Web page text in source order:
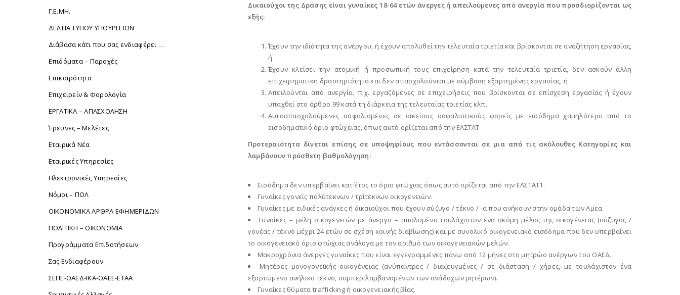
Δικαιούχοι της Δράσης είναι γυναίκες 18-64 ετών άνεργες ή απειλούμενες από ανεργία που προσδιορίζονται ως
εξής:
Έχουν την ιδιότητα της ανέργου, ή έχουν απολυθεί την τελευταία τριετία και βρίσκονται σε αναζήτηση εργασίας,
ή
Έχουν κλείσει την ατομική ή προσωπική τους επιχείρηση κατά την τελευταία τριετία, δεν ασκούν άλλη
επιχειρηματική δραστηριότητα και δεν απασχολούνται με σύμβαση εξαρτημένης εργασίας, ή
Απειλούνται από ανεργία, π.χ. εργαζόμενες σε επιχειρήσεις που βρίσκονται σε επίσχεση εργασίας ή έχουν
υπαχθεί στο άρθρο 99 κατά τη διάρκεια της τελευταίας τριετίας κλπ.
Αυτοαπασχολούμενες ασφαλισμένες σε οικείους ασφαλιστικούς φορείς με εισόδημα χαμηλότερο από το
εισοδηματικό όριο φτώχειας, όπως αυτό ορίζεται από την ΕΛΣΤΑΤ
Προτεραιότητα δίνεται επίσης σε υποψηφίους που εντάσσονται σε μια από τις ακόλουθες Kατηγορίες και
λαμβάνουν πρόσθετη βαθμολόγηση:
Εισόδημα δεν υπερβαίνει κατ΄ έτος το όριο φτώχιας όπως αυτό ορίζεται από την ΕΛΣΤΑΤ1.
Γυναίκες γονείς πολύτεκνων / τρίτεκνων οικογενειών.
Γυναίκες με ειδικές ανάγκες ή δικαιούχοι που έχουν σύζυγο / τέκνο / -α που ανήκουν στην ομάδα των Αμεα.
Γυναίκες – μέλη οικογενειών με άνεργο – απολυμένο τουλάχιστον ένα ακόμη μέλος της οικογένειας (σύζυγος /
γονέας / τέκνο μέχρι 24 ετών σε σχέση κοινής διαβίωσης) και με συνολικό οικογενειακό εισόδημα που δεν υπερβαίνει
το οικογενειακό όριο φτώχιας ανάλογα με τον αριθμό των οικογενειακών μελών.
Μακροχρόνια άνεργες γυναίκες που είναι εγγεγραμμένες πάνω από 12 μήνες στο μητρώο ανέργων του ΟΑΕΔ.
Μητέρες μονογονεϊκής οικογένειας (ανύπαντρες / διαζευγμένες / σε διάσταση / χήρες, με τουλάχιστον ένα
εξαρτώμενο ανήλικο τέκνο, συμπεριλαμβανομένων των ανάδοχων μητέρων).
Γυναίκες θύματα trafficking ή οικογενειακής βίας.
Γ.Ε.ΜΗ.
ΔΕΛΤΙΑ ΤΥΠΟΥ ΥΠΟΥΡΓΕΙΩΝ
Διάβασα κάτι που σας ενδιαφέρει …
Επιδόματα – Παροχές
Επικαιρότητα
Επιχειρείν & Φορολογία
ΕΡΓΑΤΙΚΑ – ΑΠΑΣΧΟΛΗΣΗ
Έρευνες – Μελέτες
Εταιρικά Νέα
Εταιρικές Υπηρεσίες
Ηλεκτρονικές Υπηρεσίες
Νόμοι – ΠΟΛ
ΟΙΚΟΝΟΜΙΚΑ ΑΡΘΡΑ ΕΦΗΜΕΡΙΔΩΝ
ΠΟΛΙΤΙΚΗ – ΟΙΚΟΝΟΜΙΑ
Προγράμματα Επιδοτήσεων
Σας Ενδιαφέρουν
ΣΕΠΕ-ΟΑΕΔ-ΙΚΑ-ΟΑΕΕ-ΕΤΑΑ